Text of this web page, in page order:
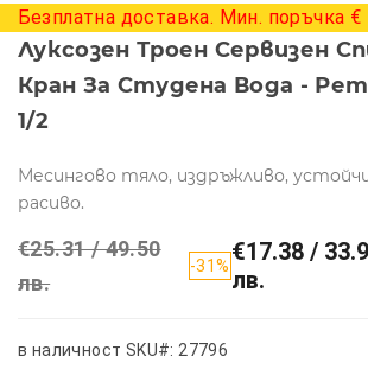
Безплатна доставка. Мин. поръчка €
Луксозен Троен Сервизен
Кран За Студена Вода -
1/2
Месингово тяло, издръжливо,
расиво.
€25.31 / 49.50
лв.
-31%€17.38 /
лв.
в наличност SKU#: 27796